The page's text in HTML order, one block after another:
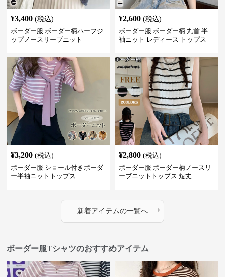
¥3,400 (税込)
ボーダー服 ボーダー柄ハーフジ
ップノースリーブニット
¥2,600 (税込)
ボーダー服 ボーダー柄 丸首 半
袖ニット レディース トップス
¥3,200 (税込)
ボーダー服 ショール付きボーダ
ー半袖ニットトップス
¥2,800 (税込)
ボーダー服 ボーダー柄ノースリ
ーブニットトップス 短丈
新着アイテムの一覧へ ›
ボーダー服Tシャツのおすすめアイテム